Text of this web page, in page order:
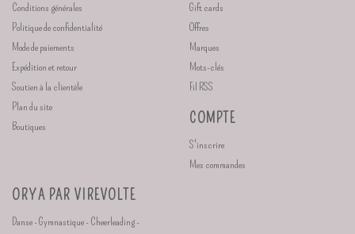
Conditions générales
Politique de confidentialité
Mode de paiements
Expédition et retour
Soutien à la clientèle
Plan du site
Boutiques
Gift cards
Offres
Marques
Mots-clés
Fil RSS
COMPTE
S'inscrire
Mes commandes
ORYA PAR VIREVOLTE
Danse - Gymnastique - Cheerleading -